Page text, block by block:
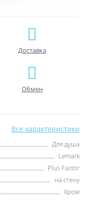
Доставка
Обмен
Все характеристики
Для душа
Lemark
Plus Factor
на стену
Хром